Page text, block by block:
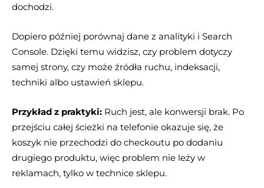
dochodzi.
Dopiero później porównaj dane z analityki i Search
Console. Dzięki temu widzisz, czy problem dotyczy
samej strony, czy może źródła ruchu, indeksacji,
techniki albo ustawień sklepu.
Przykład z praktyki: Ruch jest, ale konwersji brak. Po
przejściu całej ścieżki na telefonie okazuje się, że
koszyk nie przechodzi do checkoutu po dodaniu
drugiego produktu, więc problem nie leży w
reklamach, tylko w technice sklepu.